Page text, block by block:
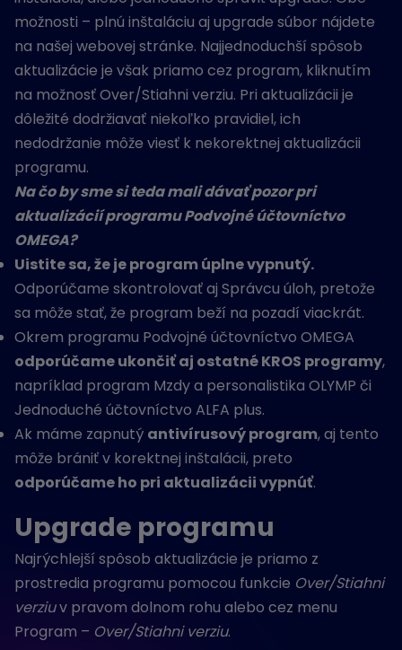
možnosti – plnú inštaláciu aj upgrade súbor nájdete
na našej webovej stránke. Najjednoduchší spôsob
aktualizácie je však priamo cez program, kliknutím
na možnosť Over/Stiahni verziu. Pri aktualizácii je
dôležité dodržiavať niekoľko pravidiel, ich
nedodržanie môže viesť k nekorektnej aktualizácii
programu.
Na čo by sme si teda mali dávať pozor pri
aktualizácií programu Podvojné účtovníctvo
OMEGA?
Uistite sa, že je program úplne vypnutý.
Odporúčame skontrolovať aj Správcu úloh, pretože
sa môže stať, že program beží na pozadí viackrát.
Okrem programu Podvojné účtovníctvo OMEGA
odporúčame ukončiť aj ostatné KROS programy,
napríklad program Mzdy a personalistika OLYMP či
Jednoduché účtovníctvo ALFA plus.
Ak máme zapnutý antivírusový program, aj tento
môže brániť v korektnej inštalácii, preto
odporúčame ho pri aktualizácii vypnúť.
Upgrade programu
Najrýchlejší spôsob aktualizácie je priamo z
prostredia programu pomocou funkcie Over/Stiahni
verziuv pravom dolnom rohu alebo cez menu
Program – Over/Stiahni verziu.